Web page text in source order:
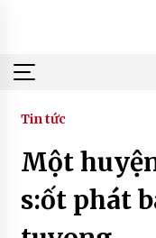
Tin tức
Một
s:ốt phát